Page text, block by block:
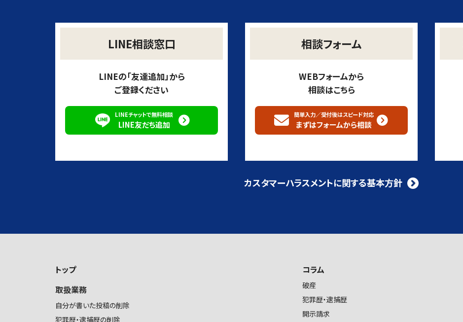
LINE相談窓口
LINEの「友達追加」から
ご登録ください
LINEチャットで無料相談
LINE友だち追加
相談フォーム
WEBフォームから
相談はこちら
簡単入力／受付後はスピード対応
まずはフォームから相談
カスタマーハラスメントに関する基本方針
トップ
取扱業務
自分が書いた投稿の削除
犯罪歴・逮捕歴の削除
コラム
破産
犯罪歴・逮捕歴
開示請求